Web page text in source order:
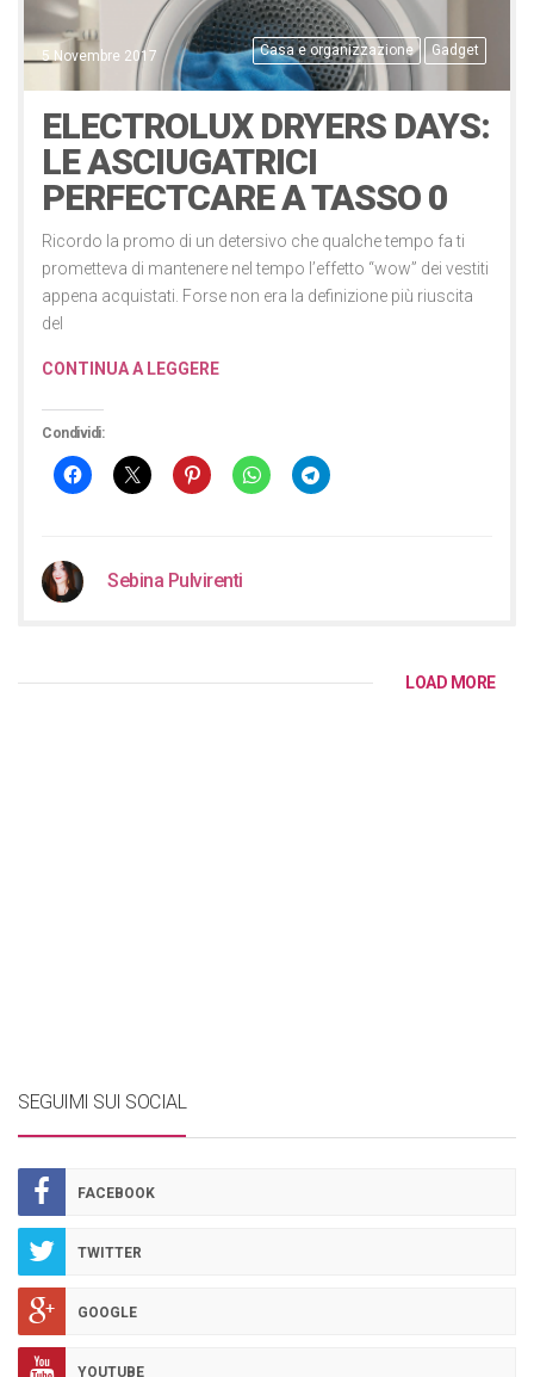
Casa e organizzazione Gadget
5 Novembre 2017
ELECTROLUX DRYERS DAYS:
LE ASCIUGATRICI
PERFECTCARE A TASSO 0
Ricordo la promo di un detersivo che qualche tempo fa ti
prometteva di mantenere nel tempo l’effetto “wow” dei vestiti
appena acquistati. Forse non era la definizione più riuscita
del
CONTINUA A LEGGERE
Condividi:
Sebina Pulvirenti
LOAD MORE
SEGUIMI SUI SOCIAL
FACEBOOK
TWITTER
GOOGLE
YOUTUBE